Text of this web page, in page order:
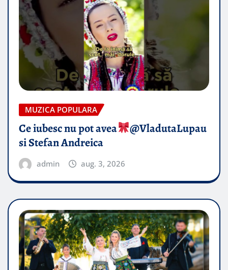
MUZICA POPULARA
Ce iubesc nu pot avea
​@VladutaLupau
si Stefan Andreica
admin aug. 3, 2026